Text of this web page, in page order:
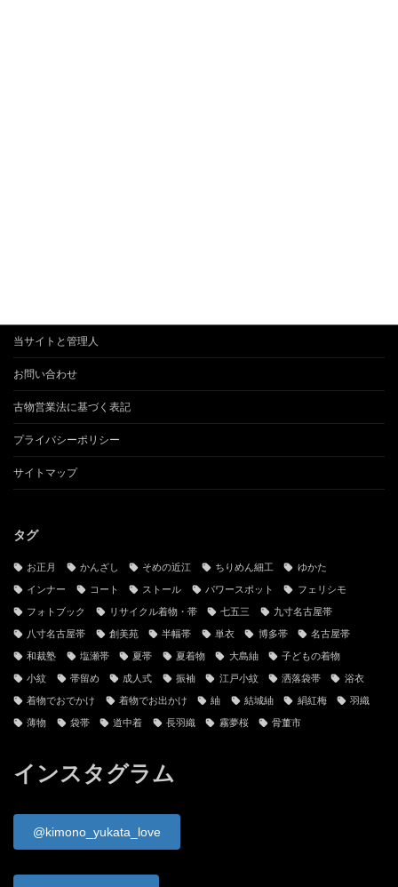
当サイトと管理人
お問い合わせ
古物営業法に基づく表記
プライバシーポリシー
サイトマップ
タグ
お正月 かんざし そめの近江 ちりめん細工 ゆかた
インナー コート ストール パワースポット フェリシモ
フォトブック リサイクル着物・帯 七五三 九寸名古屋帯
八寸名古屋帯 創美苑 半幅帯 単衣 博多帯 名古屋帯
和裁塾 塩瀬帯 夏帯 夏着物 大島紬 子どもの着物
小紋 帯留め 成人式 振袖 江戸小紋 洒落袋帯 浴衣
着物でおでかけ 着物でお出かけ 紬 結城紬 絹紅梅 羽織
薄物 袋帯 道中着 長羽織 霧夢桜 骨董市
インスタグラム
@kimono_yukata_love